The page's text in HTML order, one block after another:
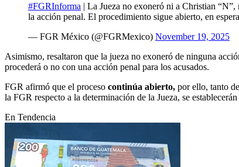
#FGRInforma | La Jueza no exoneró ni a Christian
la acción penal. El procedimiento sigue abierto, en
— FGR México (@FGRMexico) November 19, 2025
Asimismo, resaltaron que la jueza no exoneró de ninguna
procederá o no con una acción penal para los acusados.
FGR afirmó que el proceso continúa abierto, por ello, tanto
la FGR respecto a la determinación de la Jueza, se
En Tendencia